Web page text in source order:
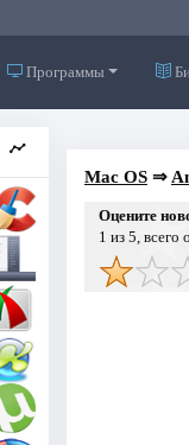
Программы
Mac OS⇒
Оцените
1 из 5, всего